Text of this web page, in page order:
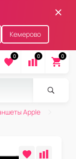
Кемерово
0 0 0
Apple